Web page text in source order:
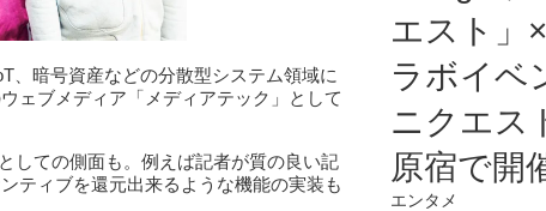
、暗号資産などの分散型システム領域に
ェブメディア「メディアテック」として
しての側面も。例えば記者が質の良い記
ティブを還元出来るような機能の実装も
エスト」
ラボイベ
ニクエス
原宿で開
エンタメ